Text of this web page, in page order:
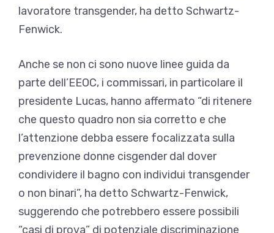
lavoratore transgender, ha detto Schwartz-
Fenwick.
Anche se non ci sono nuove linee guida da
parte dell’EEOC, i commissari, in particolare il
presidente Lucas, hanno affermato “di ritenere
che questo quadro non sia corretto e che
l’attenzione debba essere focalizzata sulla
prevenzione donne cisgenderdal dover
condividere il bagno con individui transgender
o non binari”, ha detto Schwartz-Fenwick,
suggerendo che potrebbero essere possibili
“casi di prova” di potenziale discriminazione